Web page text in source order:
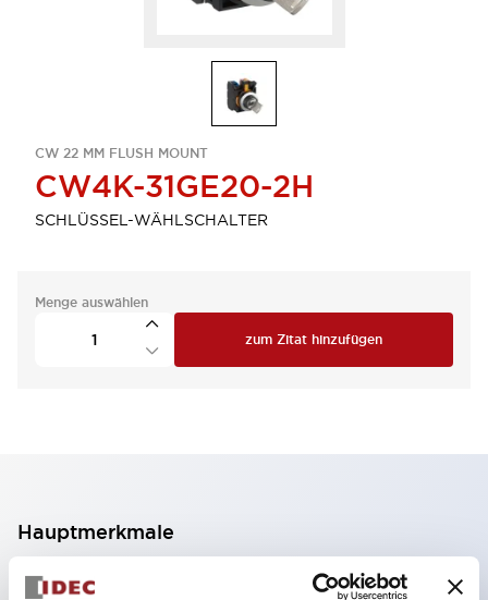
CW 22 MM FLUSH MOUNT
CW4K-31GE20-2H
SCHLÜSSEL-WÄHLSCHALTER
Menge auswählen
zum Zitat hinzufügen
Hauptmerkmale
2-Kontakt-Block mit 2 Stufen, ermöglicht eine 4-